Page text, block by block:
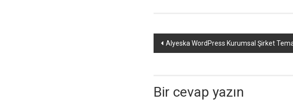
Yazı
Alyeska WordPress Kurumsal Şirket
Bir cevap yazın